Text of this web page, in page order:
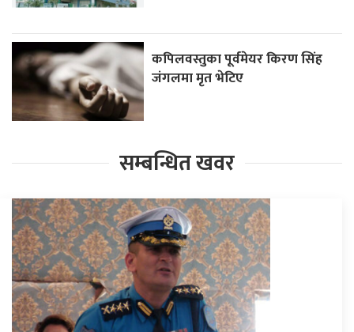
कपिलवस्तुका पूर्वमेयर किरण सिंह
जंगलमा मृत भेटिए
सम्बन्धित खवर